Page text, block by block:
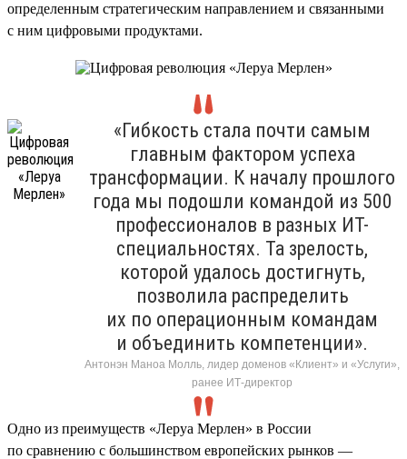
определенным стратегическим направлением и связанными
с ним цифровыми продуктами.
«Гибкость стала почти самым
главным фактором успеха
трансформации. К началу прошлого
года мы подошли командой из 500
профессионалов в разных ИТ-
специальностях. Та зрелость,
которой удалось достигнуть,
позволила распределить
их по операционным командам
и объединить компетенции».
Антонэн Маноа Молль, лидер доменов «Клиент» и «Услуги»,
ранее ИТ-директор
Одно из преимуществ «Леруа Мерлен» в России
по сравнению с большинством европейских рынков —